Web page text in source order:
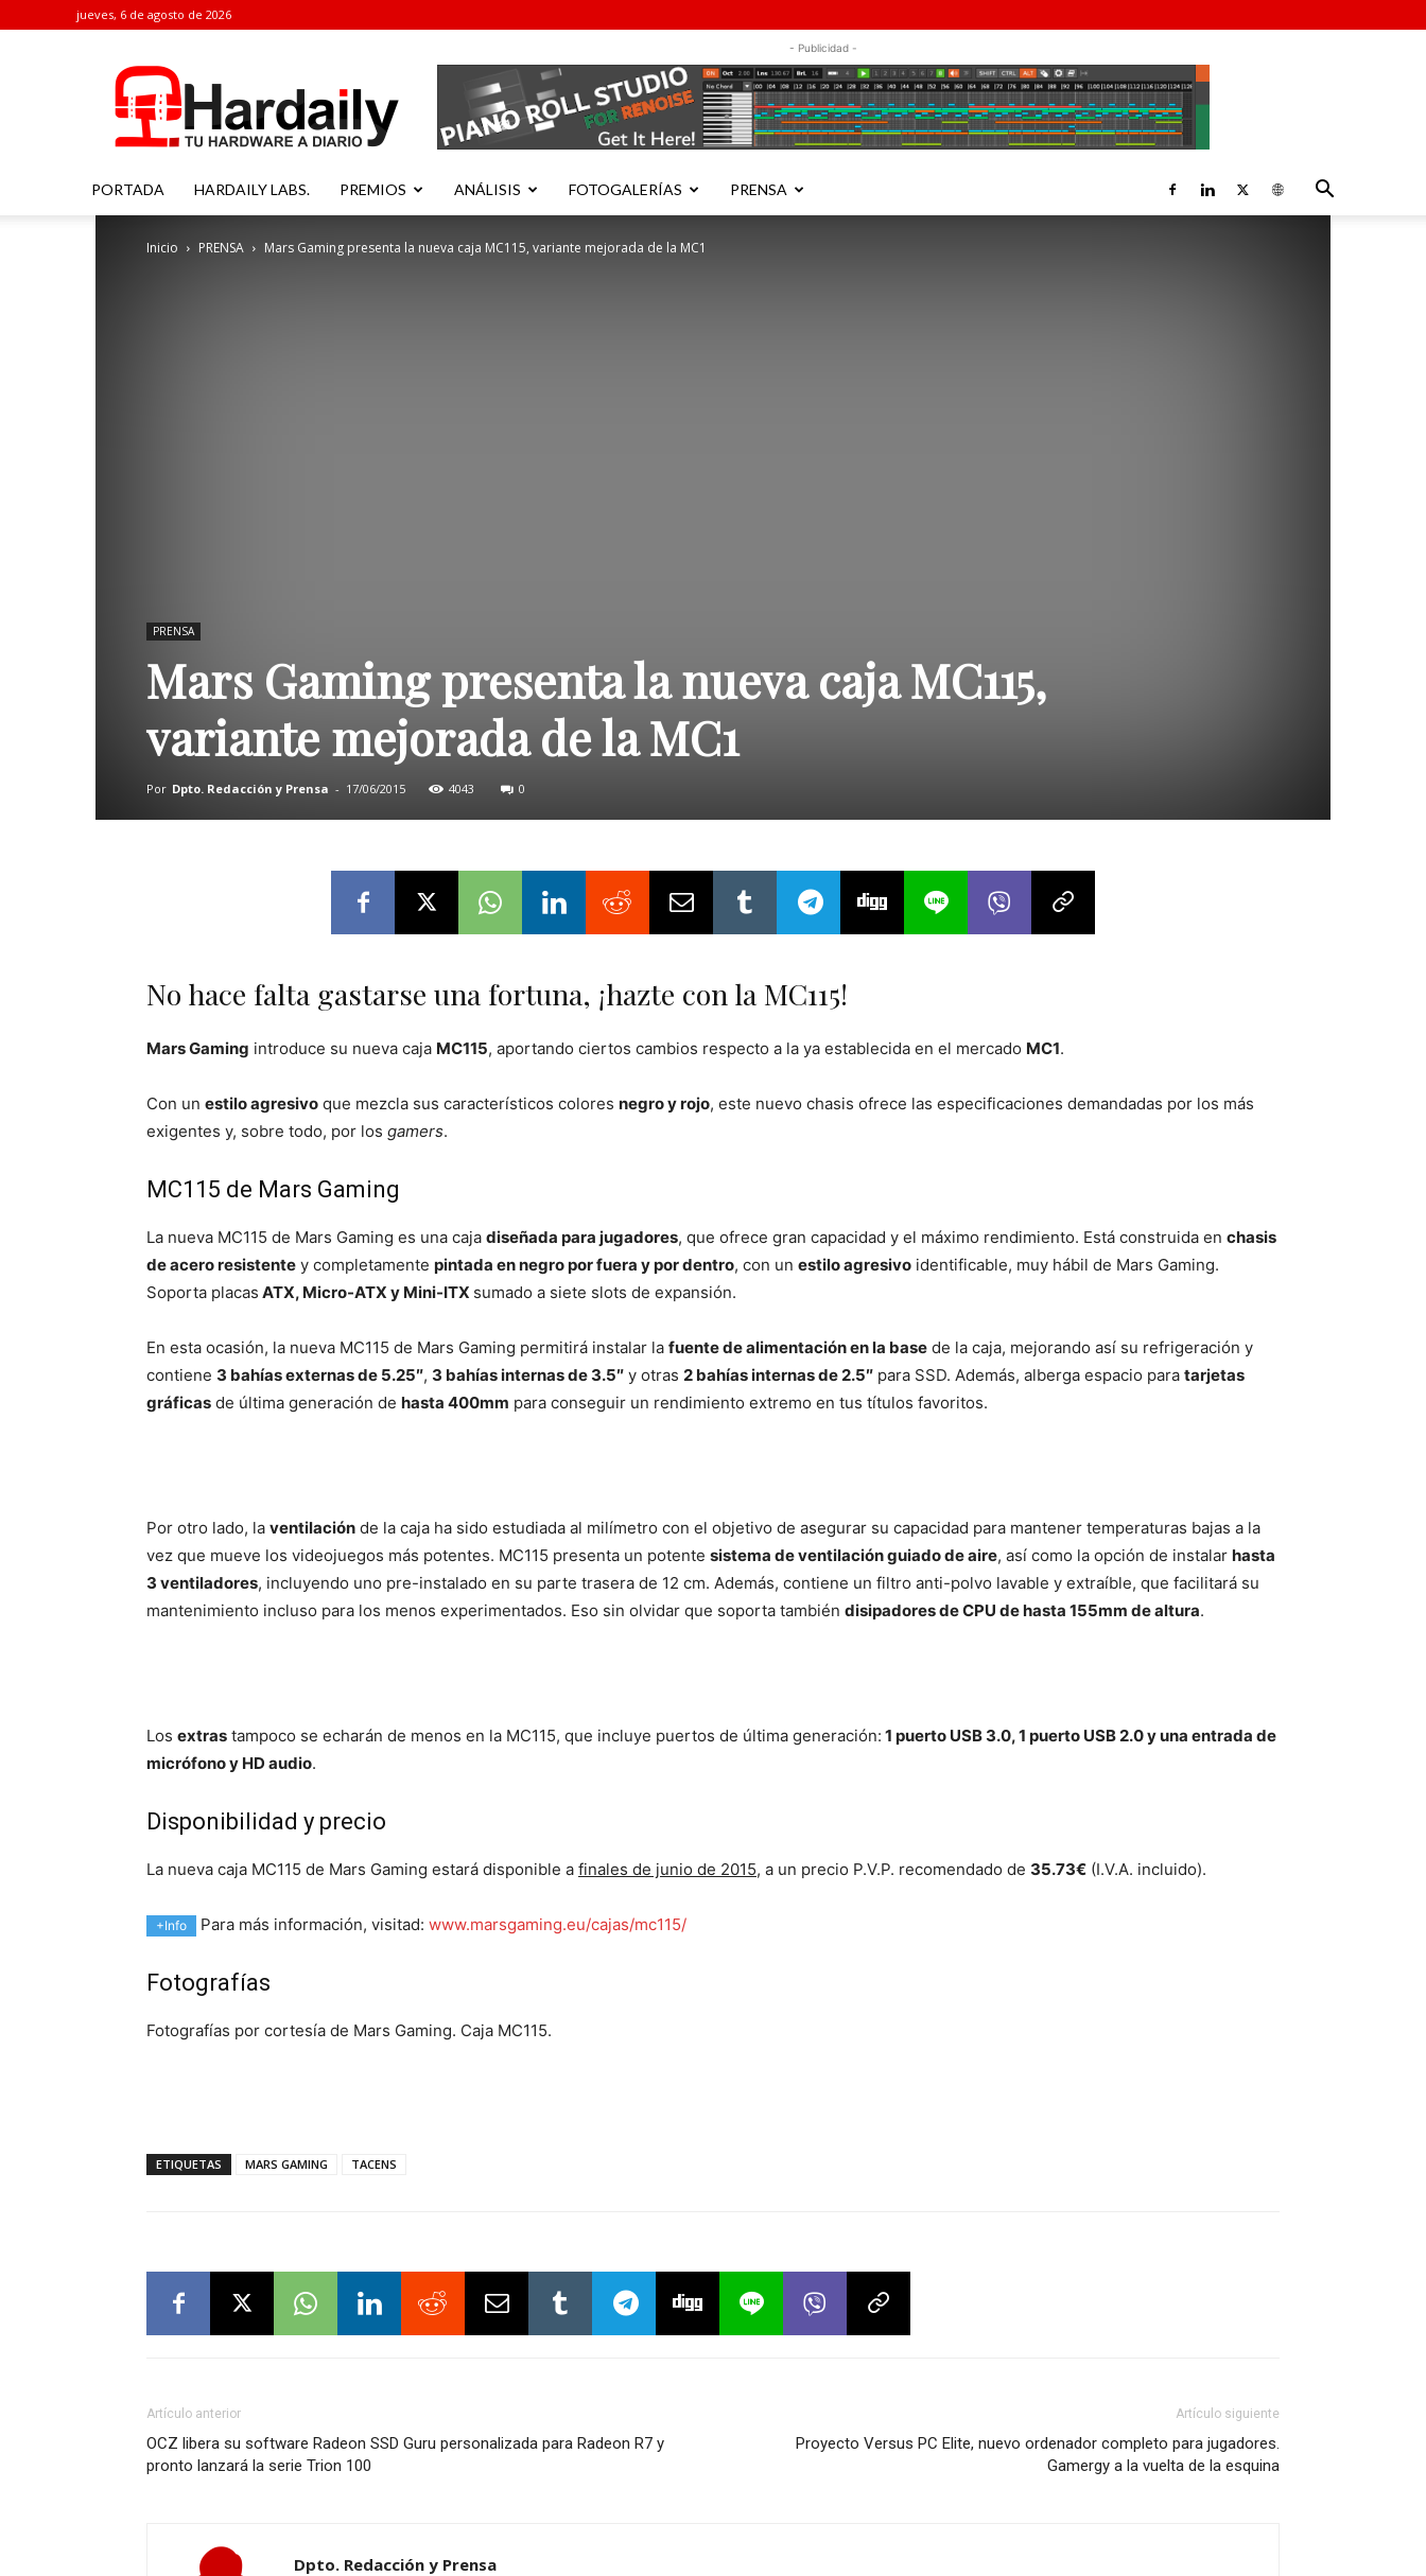
jueves, 6 de agosto de 2026
- Publicidad -
PORTADA HARDAILY LABS. PREMIOS ANÁLISIS FOTOGALERÍAS PRENSA
Inicio PRENSA Mars Gaming presenta la nueva caja MC115, variante mejorada de la MC1
PRENSA
Mars Gaming presenta la nueva caja MC115,
variante mejorada de la MC1
Por Dpto. Redacción y Prensa - 17/06/2015 4043 0
No hace falta gastarse una fortuna, ¡hazte con la MC115!
Mars Gaming introduce su nueva caja MC115, aportando ciertos cambios respecto a la ya establecida en el mercado MC1.
Con un estilo agresivo que mezcla sus característicos colores negro y rojo, este nuevo chasis ofrece las especificaciones demandadas por los más
exigentes y, sobre todo, por los gamers.
MC115 de Mars Gaming
La nueva MC115 de Mars Gaming es una caja diseñada para jugadores, que ofrece gran capacidad y el máximo rendimiento. Está construida en chasis
de acero resistente y completamente pintada en negro por fuera y por dentro, con un estilo agresivo identificable, muy hábil de Mars Gaming.
Soporta placas ATX, Micro-ATX y Mini-ITX sumado a siete slots de expansión.
En esta ocasión, la nueva MC115 de Mars Gaming permitirá instalar la fuente de alimentación en la base de la caja, mejorando así su refrigeración y
contiene 3 bahías externas de 5.25″, 3 bahías internas de 3.5″ y otras 2 bahías internas de 2.5″ para SSD. Además, alberga espacio para tarjetas
gráficas de última generación de hasta 400mm para conseguir un rendimiento extremo en tus títulos favoritos.
Por otro lado, la ventilación de la caja ha sido estudiada al milímetro con el objetivo de asegurar su capacidad para mantener temperaturas bajas a la
vez que mueve los videojuegos más potentes. MC115 presenta un potente sistema de ventilación guiado de aire, así como la opción de instalar hasta
3 ventiladores, incluyendo uno pre-instalado en su parte trasera de 12 cm. Además, contiene un filtro anti-polvo lavable y extraíble, que facilitará su
mantenimiento incluso para los menos experimentados. Eso sin olvidar que soporta también disipadores de CPU de hasta 155mm de altura.
Los extras tampoco se echarán de menos en la MC115, que incluye puertos de última generación: 1 puerto USB 3.0, 1 puerto USB 2.0 y una entrada de
micrófono y HD audio.
Disponibilidad y precio
La nueva caja MC115 de Mars Gaming estará disponible a finales de junio de 2015, a un precio P.V.P. recomendado de 35.73€ (I.V.A. incluido).
+Info Para más información, visitad: www.marsgaming.eu/cajas/mc115/
Fotografías
Fotografías por cortesía de Mars Gaming. Caja MC115.
ETIQUETAS MARS GAMING TACENS
Artículo anterior
OCZ libera su software Radeon SSD Guru personalizada para Radeon R7 y
pronto lanzará la serie Trion 100
Artículo siguiente
Proyecto Versus PC Elite, nuevo ordenador completo para jugadores.
Gamergy a la vuelta de la esquina
Dpto. Redacción y Prensa